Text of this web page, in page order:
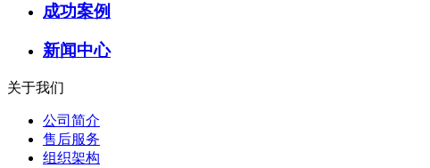
成功案例
新闻中心
关于我们
公司简介
售后服务
组织架构